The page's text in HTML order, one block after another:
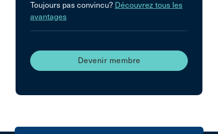
Toujours pas convincu? Découvrez tous les
avantages
Devenir membre